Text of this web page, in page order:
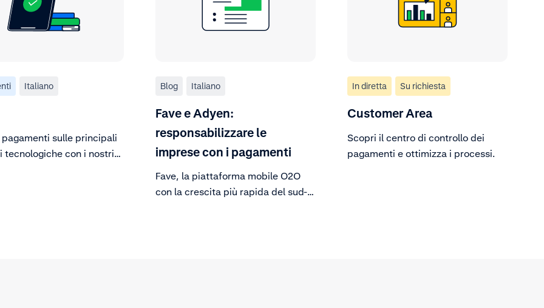
Italiano
sulle principali
tecnologiche con i nostri
Blog Italiano
Fave e Adyen:
responsabilizzare le
imprese con i pagamenti
Fave, la piattaforma mobile O2O
con la crescita più rapida del sud-
In diretta Su richiesta
Customer Area
Scopri il centro di controllo dei
pagamenti e ottimizza i processi.